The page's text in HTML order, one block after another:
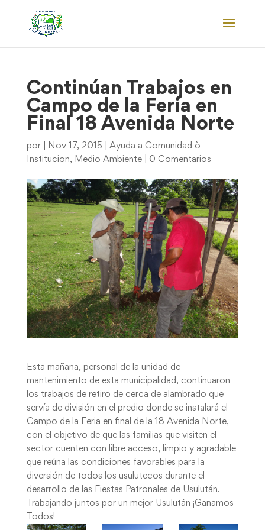
Continúan Trabajos en
Campo de la Feria en
Final 18 Avenida Norte
por Nov 17, 2015
Ayuda a Comunidad ò
Institucion, Medio Ambiente| 0 Comentarios
Esta mañana, personal de la unidad de
mantenimiento de esta municipalidad, continuaron
los trabajos de retiro de cerca de alambrado que
servía de división en el predio donde se instalará el
Campo de la Feria en final de la 18 Avenida Norte,
con el objetivo de que las familias que visiten el
sector cuenten con libre acceso, limpio y agradable
que reúna las condiciones favorables para la
diversión de todos los usulutecos durante el
desarrollo de las Fiestas Patronales de Usulután.
Trabajando juntos por un mejor Usulután ¡Ganamos
Todos!